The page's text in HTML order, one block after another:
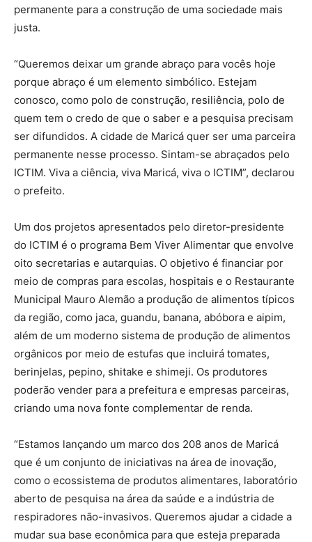
permanente para a construção de uma sociedade mais
justa.
“Queremos deixar um grande abraço para vocês hoje
porque abraço é um elemento simbólico. Estejam
conosco, como polo de construção, resiliência, polo de
quem tem o credo de que o saber e a pesquisa precisam
ser difundidos. A cidade de Maricá quer ser uma parceira
permanente nesse processo. Sintam-se abraçados pelo
ICTIM. Viva a ciência, viva Maricá, viva o ICTIM”, declarou
o prefeito.
Um dos projetos apresentados pelo diretor-presidente
do ICTIM é o programa Bem Viver Alimentar que envolve
oito secretarias e autarquias. O objetivo é financiar por
meio de compras para escolas, hospitais e o Restaurante
Municipal Mauro Alemão a produção de alimentos típicos
da região, como jaca, guandu, banana, abóbora e aipim,
além de um moderno sistema de produção de alimentos
orgânicos por meio de estufas que incluirá tomates,
berinjelas, pepino, shitake e shimeji. Os produtores
poderão vender para a prefeitura e empresas parceiras,
criando uma nova fonte complementar de renda.
“Estamos lançando um marco dos 208 anos de Maricá
que é um conjunto de iniciativas na área de inovação,
como o ecossistema de produtos alimentares, laboratório
aberto de pesquisa na área da saúde e a indústria de
respiradores não-invasivos. Queremos ajudar a cidade a
mudar sua base econômica para que esteja preparada